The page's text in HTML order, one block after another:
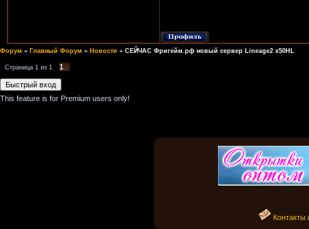
Форум » Главный Форум » Новости » СЕЙЧАС Фригейм.рф новый сервер Lineage2 x50HL
Страница 1 из 1 1
This feature is for Premium users only!
Контакты